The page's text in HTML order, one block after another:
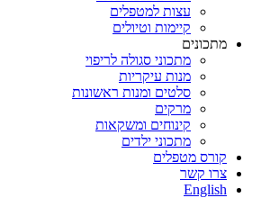
עצות למטפלים
קיימות וטיולים
מתכונים
מתכוני סגולה לריפוי
מנות עיקריות
סלטים ומנות ראשונות
מרקים
קינוחים ומשקאות
מתכוני ילדים
קורס מטפלים
צרו קשר
English